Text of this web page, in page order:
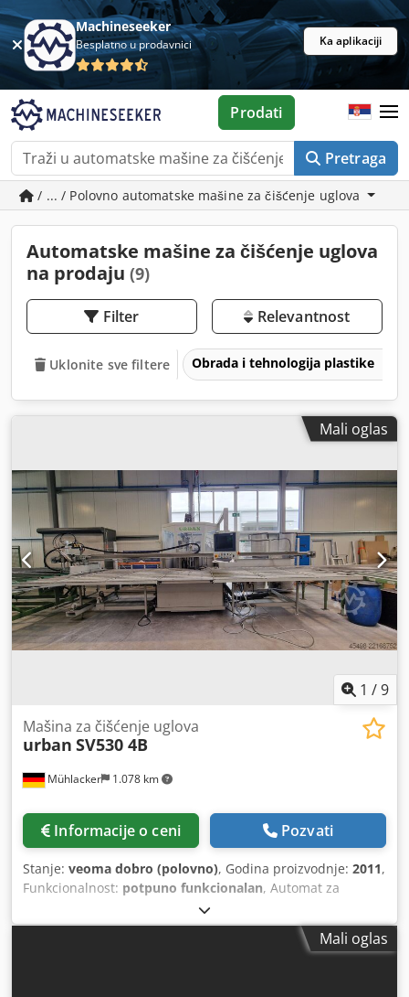
Machineseeker
Besplatno u prodavnici Ka aplikaciji
Pretraga
Prodati
/ ... / Polovno automatske mašine za čišćenje uglova
Automatske mašine za čišćenje uglova
na prodaju (9)
Filter Relevantnost
Uklonite sve filtere Obrada i tehnologija plastike
Mali oglas
1 /9
Mühlacker 1.078 km
Mašina za čišćenje uglova
urban SV530 4B
Informacije o ceni Pozvati
Stanje: veoma dobro (polovno), Godina proizvodnje: 2011,
Funkcionalnost: potpuno funkcionalan, Automat za
spajanje uglova URBAN SV530 4B sa okretnom stanicom i
transportnim sistemom. Pravac kretanja je s leva na desno.
Potpuno opremljene glave alata gore i dole za obradu svih
Mali oglas